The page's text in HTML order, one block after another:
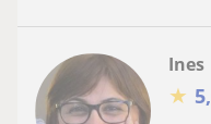
Ines
★